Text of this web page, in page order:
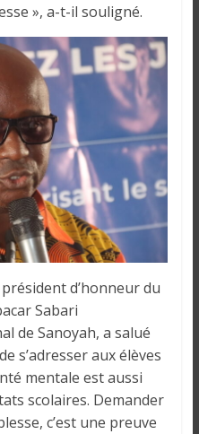
», a-t-il souligné.
d’honneur du
Sabari
de Sanoyah, a salué
s’adresser aux élèves
mentale est aussi
scolaires. Demander
c’est une preuve